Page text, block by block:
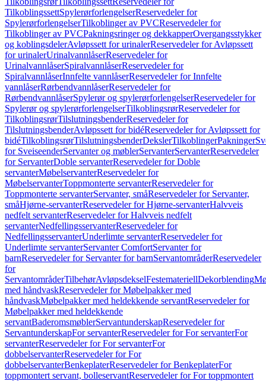
TilkoblingssettSpylerørforlengelserReservedeler for
SpylerørforlengelserTilkoblinger av PVCReservedeler for
Tilkoblinger av PVCPakningsringer og dekkapperOvergangsstykker
og koblingsdelerAvløpssett for urinalerReservedeler for Avløpssett
for urinalerUrinalvannlåserReservedeler for
UrinalvannlåserSpiralvannlåserReservedeler for
SpiralvannlåserInnfelte vannlåserReservedeler for Innfelte
vannlåserRørbendvannlåserReservedeler for
RørbendvannlåserSpylerør og spylerørforlengelserReservedeler for
Spylerør og spylerørforlengelserTilkoblingsrørReservedeler for
TilkoblingsrørTilslutningsbenderReservedeler for
TilslutningsbenderAvløpssett for bidéReservedeler for Avløpssett for
bidéTilkoblingsrørTilslutningsbenderDekslerTilkoblingerPakninger
for SveiseenderServanter og møblerServanterServanterReservedeler
for ServanterDoble servanterReservedeler for Doble
servanterMøbelservanterReservedeler for
MøbelservanterToppmonterte servanterReservedeler for
Toppmonterte servanterServanter, småReservedeler for Servanter,
småHjørne-servanterReservedeler for Hjørne-servanterHalvveis
nedfelt servanterReservedeler for Halvveis nedfelt
servanterNedfellingsservanterReservedeler for
NedfellingsservanterUnderlimte servanterReservedeler for
Underlimte servanterServanter ComfortServanter for
barnReservedeler for Servanter for barnServantområderReservedeler
for
ServantområderTilbehørAvløpsdekselFestemateriellDekorblending
med håndvaskReservedeler for Møbelpakker med
håndvaskMøbelpakker med heldekkende servantReservedeler for
Møbelpakker med heldekkende
servantBaderomsmøblerServantunderskapReservedeler for
ServantunderskapFor servanterReservedeler for For servanterFor
servanterReservedeler for For servanterFor
dobbelservanterReservedeler for For
dobbelservanterBenkeplaterReservedeler for BenkeplaterFor
toppmontert servant, bolleservantReservedeler for For toppmontert